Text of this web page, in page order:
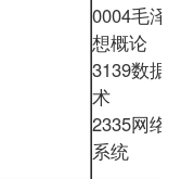
0004毛泽
想概论
3139数据
术
2335网络
系统